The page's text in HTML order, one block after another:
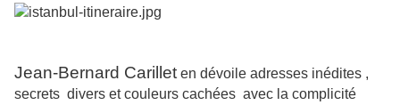
Jean-Bernard Carillet en dévoile adresses inédites ,
secrets divers et couleurs cachées avec la complicité